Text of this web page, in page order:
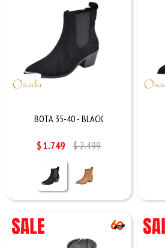
BOTA 35-40 - BLACK
$1.749 $2.499